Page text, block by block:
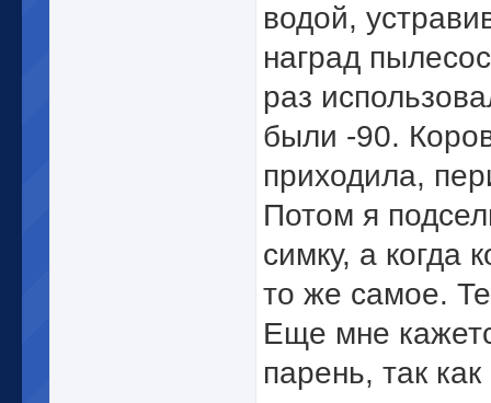
водой,
наград
раз
были -90.
приходила,
Потом я
симку, а когда
то же самое.
Еще мне
парень, так